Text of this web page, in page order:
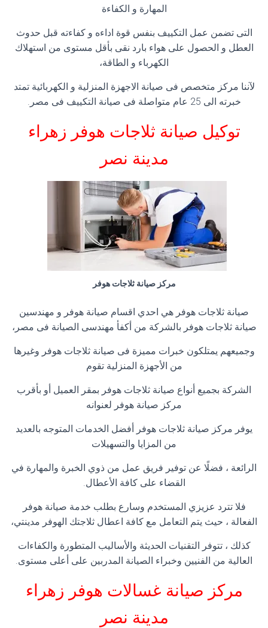
المهارة و الكفاءة
التى تضمن عمل التكييف بنفس قوة اداءه و كفاءته قبل حدوث
العطل و الحصول على هواء بارد نقى بأقل مستوى من استهلاك
الكهرباء و الطاقة،
لآننا مركز متخصص فى صيانة الاجهزة المنزلية و الكهربائية تمتد
خبرته الى 25 عام متواصلة فى صيانة التكييف فى مصر.
توكيل صيانة ثلاجات هوفر زهراء
مدينة نصر
مركز صيانة ثلاجات هوفر
صيانة ثلاجات هوفر هي احدي اقسام صيانة هوفر و مهندسين
صيانة ثلاجات هوفر بالشركة من أكفأ مهندسى الصيانة فى مصر،
وجميعهم يمتلكون خبرات مميزة فى صيانة ثلاجات هوفر وغيرها
من الأجهزة المنزلية تقوم
الشركة بجميع أنواع صيانة ثلاجات هوفر بمقر العميل أو بأقرب
مركز صيانة هوفر لعنوانه
يوفر مركز صيانة ثلاجات هوفر أفضل الخدمات المتوجه بالعديد
من المزايا والتسهيلات
الرائعة ، فضلًا عن توفير فريق عمل من ذوي الخبرة والمهارة في
القضاء على كافة الأعطال.
فلا تترد عزيزي المستخدم وسارع بطلب خدمة صيانة هوفر
الفعالة ، حيث يتم التعامل مع كافة اعطال ثلاجتك الهوفر مدينتي،
كذلك ، تتوفر التقنيات الحديثة والأساليب المتطورة والكفاءات
العالية من الفنيين وخبراء الصيانة المدربين على أعلى مستوى.
مركز صيانة غسالات هوفر زهراء
مدينة نصر